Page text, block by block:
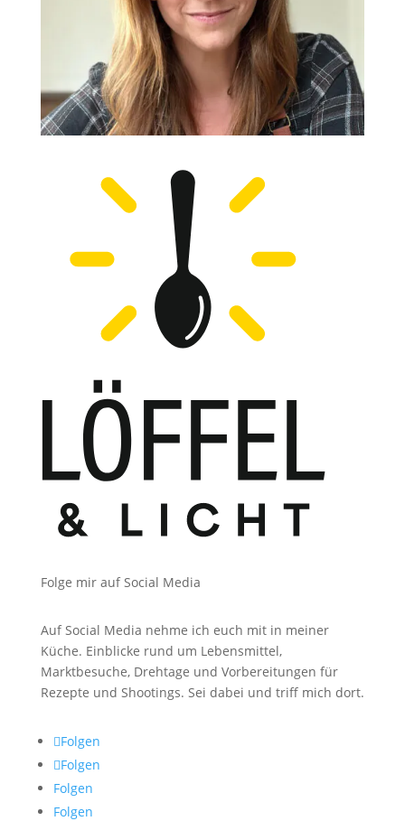
Folge mir auf Social Media
Auf Social Media nehme ich euch mit in meiner
Küche. Einblicke rund um Lebensmittel,
Marktbesuche, Drehtage und Vorbereitungen für
Rezepte und Shootings. Sei dabei und triff mich dort.
Folgen
Folgen
Folgen
Folgen